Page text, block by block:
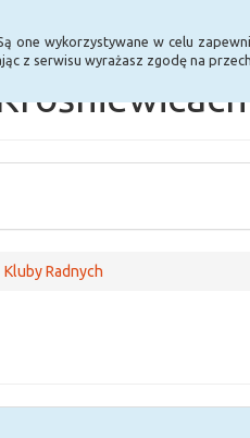
wykorzystywane w celu
z serwisu wyrażasz zgodę na
Kluby Radnych